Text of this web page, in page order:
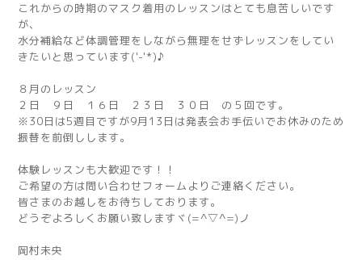
これからの時期のマスク着用のレッスンはとても息苦しいです
が、
水分補給など体調管理をしながら無理をせずレッスンをしてい
きたいと思っています('-'*)♪
８月のレッスン
２日 ９日 １６日 ２３日 ３０日 の５回です。
※30日は5週目ですが9月13日は発表会お手伝いでお休みのため
振替を前倒しします。
体験レッスンも大歓迎です！！
ご希望の方は問い合わせフォームよりご連絡ください。
皆さまのお越しをお待ちしております。
どうぞよろしくお願い致しますヾ(=^▽^=)ノ
岡村未央